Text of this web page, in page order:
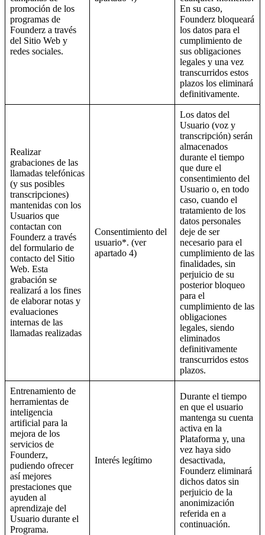
promoción de los
programas de
Founderz a través
del Sitio Web y
redes sociales.
En su caso,
Founderz bloqueará
los datos para el
cumplimiento de
sus obligaciones
legales y una vez
transcurridos estos
plazos los eliminará
definitivamente.
Realizar
grabaciones de las
llamadas telefónicas
(y sus posibles
transcripciones)
mantenidas con los
Usuarios que
contactan con
Founderz a través
del formulario de
contacto del Sitio
Web. Esta
grabación se
realizará a los fines
de elaborar notas y
evaluaciones
internas de las
llamadas realizadas
Consentimiento del
usuario*. (ver
apartado 4)
Los datos del
Usuario (voz y
transcripción) serán
almacenados
durante el tiempo
que dure el
consentimiento del
Usuario o, en todo
caso, cuando el
tratamiento de los
datos personales
deje de ser
necesario para el
cumplimiento de las
finalidades, sin
perjuicio de su
posterior bloqueo
para el
cumplimiento de las
obligaciones
legales, siendo
eliminados
definitivamente
transcurridos estos
plazos.
Entrenamiento de
herramientas de
inteligencia
artificial para la
mejora de los
servicios de
Founderz,
pudiendo ofrecer
así mejores
prestaciones que
ayuden al
aprendizaje del
Usuario durante el
Programa.
Interés legítimo
Durante el tiempo
en que el usuario
mantenga su cuenta
activa en la
Plataforma y, una
vez haya sido
desactivada,
Founderz eliminará
dichos datos sin
perjuicio de la
anonimización
referida en a
continuación.